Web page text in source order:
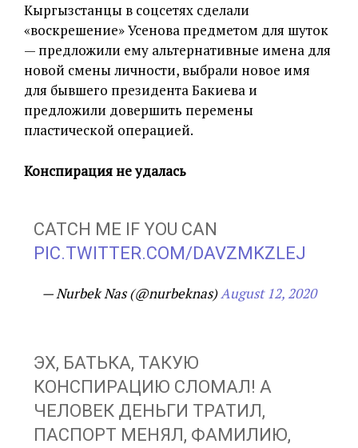
Кыргызстанцы в соцсетях сделали
«воскрешение» Усенова предметом для шуток
— предложили ему альтернативные имена для
новой смены личности, выбрали новое имя
для бывшего президента Бакиева и
предложили довершить перемены
пластической операцией.
Конспирация не удалась
CATCH ME IF YOU CAN
PIC.TWITTER.COM/DAVZMKZLEJ
— Nurbek Nas (@nurbeknas)August 12, 2020
ЭХ, БАТЬКА, ТАКУЮ
КОНСПИРАЦИЮ СЛОМАЛ! А
ЧЕЛОВЕК ДЕНЬГИ ТРАТИЛ,
ПАСПОРТ МЕНЯЛ, ФАМИЛИЮ,